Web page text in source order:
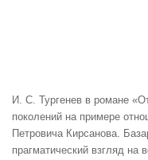
И. С. Тургенев в романе
поколений на примере
Петровича Кирсанова.
прагматический взгляд